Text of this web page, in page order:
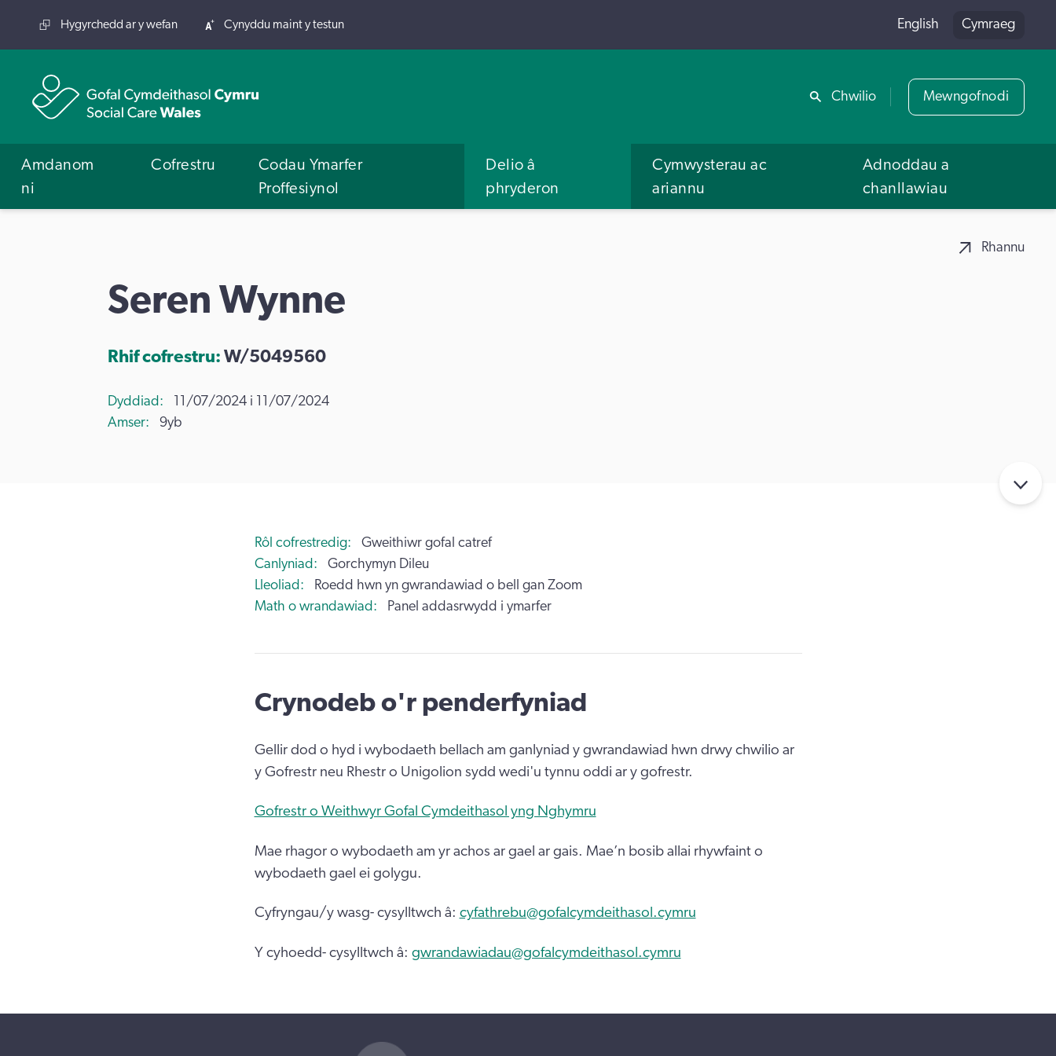
Rhannu
Hygyrchedd ar y wefan Cynyddu maint y testun English Cymraeg
Chwilio Mewngofnodi
Amdanom
ni
Cofrestru
Codau Ymarfer
Proffesiynol
Delio â
phryderon
Cymwysterau ac
ariannu
Adnoddau a
chanllawiau
Rhannu
Seren Wynne
Rhif cofrestru: W/5049560
Dyddiad
11/07/2024 i 11/07/2024
Amser
9yb
Rôl cofrestredig
Gweithiwr gofal catref
Canlyniad
Gorchymyn Dileu
Lleoliad
Roedd hwn yn gwrandawiad o bell gan Zoom
Math o wrandawiad
Panel addasrwydd i ymarfer
Crynodeb o'r penderfyniad
Gellir dod o hyd i wybodaeth bellach am ganlyniad y gwrandawiad hwn drwy chwilio ar
y Gofrestr neu Rhestr o Unigolion sydd wedi'u tynnu oddi ar y gofrestr.
Gofrestr o Weithwyr Gofal Cymdeithasol yng Nghymru
Mae rhagor o wybodaeth am yr achos ar gael ar gais. Mae’n bosib allai rhywfaint o
wybodaeth gael ei golygu.
Cyfryngau/y wasg- cysylltwch â: cyfathrebu@gofalcymdeithasol.cymru
Y cyhoedd- cysylltwch â: gwrandawiadau@gofalcymdeithasol.cymru